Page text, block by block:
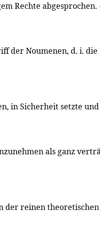
Rechte abgesprochen.
der Noumenen, d. i.
in Sicherheit setzte
als ganz
der reinen